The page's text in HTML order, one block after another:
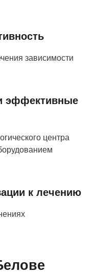
зависимости
эффективные
центра
к лечению